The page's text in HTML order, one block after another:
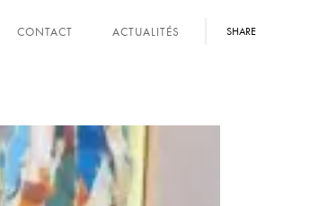
SHARE
CONTACT ACTUALITÉS